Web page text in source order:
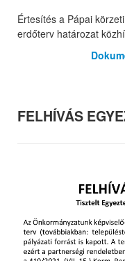
Értesítés a Pápai
erdőterv határozat
FELHÍVÁS